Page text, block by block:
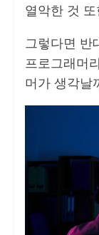
열악한 것
그렇다면 반
프로그래머
머가 생각날